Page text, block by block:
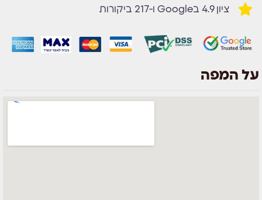
ציון 4.9 בGoogle ו-217 ביקורות
על המפה